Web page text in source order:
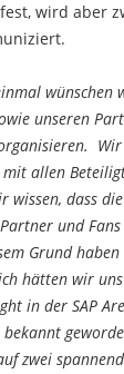
wird aber
wünschen
unseren
Wir
allen
dass
und
Grund
hätten wir uns
in der SAP
zwei